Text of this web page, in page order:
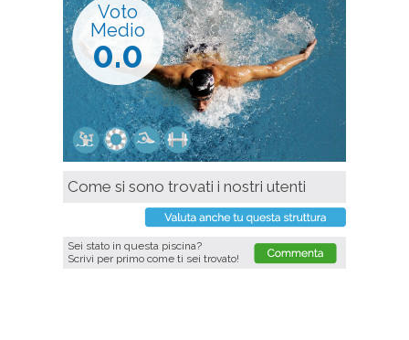
Voto
Medio
0.0
Come si sono trovati i nostri utenti
Sei stato in questa piscina?
Scrivi per primo come ti sei trovato!